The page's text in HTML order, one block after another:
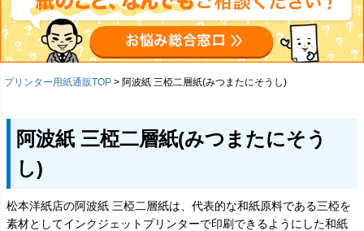
プリンター用紙通販TOP 阿波紙 三椏二層紙(みつまたにそうし)
阿波紙 三椏二層紙(みつまたにそう
し)
松本洋紙店の阿波紙 三椏二層紙は、代表的な和紙原料である三椏を
素材としてインクジェットプリンターで印刷できるようにした和紙